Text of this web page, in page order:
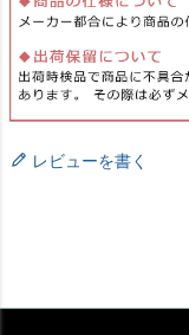
レビューを書く